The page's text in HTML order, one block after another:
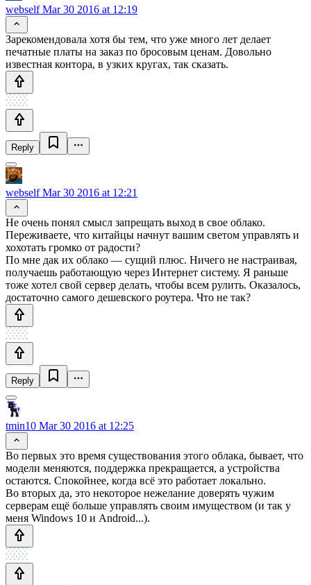
webselfMar 30 2016 at 12:19
Зарекомендовала хотя бы тем, что уже много лет делает
печатные платы на заказ по бросовым ценам. Довольно
известная контора, в узких кругах, так сказать.
Reply
webselfMar 30 2016 at 12:21
Не очень понял смысл запрещать выход в свое облако.
Переживаете, что китайцы начнут вашим светом управлять и
хохотать громко от радости?
По мне дак их облако — сущий плюс. Ничего не настраивая,
получаешь работающую через Интернет систему. Я раньше
тоже хотел свой сервер делать, чтобы всем рулить. Оказалось,
достаточно самого дешевского роутера. Что не так?
Reply
tmin10 Mar 30 2016 at 12:25
Во первых это время существования этого облака, бывает, что
модели меняются, поддержка прекращается, а устройства
остаются. Спокойнее, когда всё это работает локально.
Во вторых да, это некоторое нежелание доверять чужим
серверам ещё больше управлять своим имуществом (и так у
меня Windows 10 и Android...).